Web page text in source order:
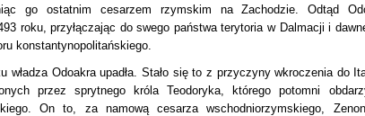
go ostatnim cesarzem rzymskim na Zachodzie. Odtąd
roku, przyłączając do swego państwa terytoria w Dalmacji i
konstantynopolitańskiego.
władza Odoakra upadła. Stało się to z przyczyny wkroczenia do
przez sprytnego króla Teodoryka, którego potomni
On to, za namową cesarza wschodniorzymskiego,